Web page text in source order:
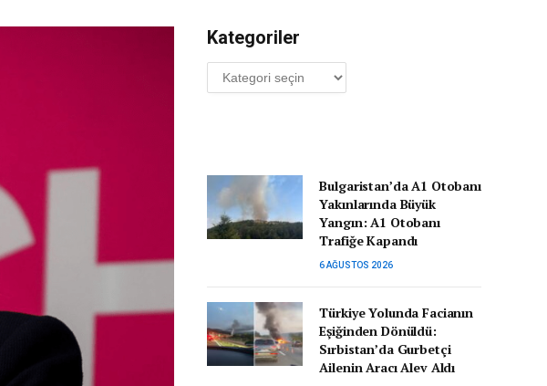
Kategoriler
Kategoriler
Bulgaristan’da A1 Otobanı
Yakınlarında Büyük
Yangın: A1 Otobanı
Trafiğe Kapandı
6 AĞUSTOS 2026
Türkiye Yolunda Facianın
Eşiğinden Dönüldü:
Sırbistan’da Gurbetçi
Ailenin Aracı Alev Aldı